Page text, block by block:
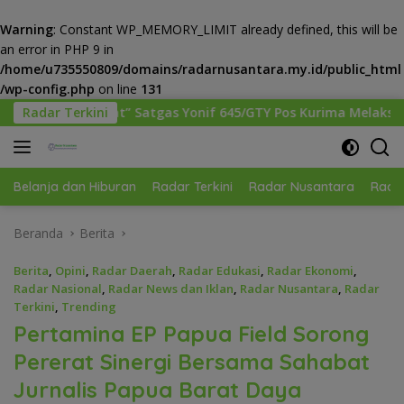
Warning: Constant WP_MEMORY_LIMIT already defined, this will be
an error in PHP 9 in
/home/u735550809/domains/radarnusantara.my.id/public_html
/wp-config.php on line 131
Langsung
ke
konten
Radar Terkini
645/GTY Pos Kurima Melaksanakan Pelayanan
Belanja dan Hiburan Radar Terkini Radar Nusantara
Beranda Berita
Berita, Opini, Radar Daerah, Radar Edukasi, Radar Ekonomi,
Radar Nasional, Radar News dan Iklan, Radar Nusantara, Radar
Terkini, Trending
Pertamina EP Papua Field Sorong
Pererat Sinergi Bersama Sahabat
Jurnalis Papua Barat Daya